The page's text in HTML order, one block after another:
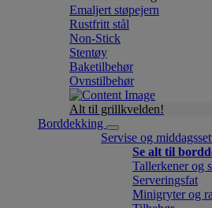
Emaljert støpejern
Rustfritt stål
Non-Stick
Stentøy
Baketilbehør
Ovnstilbehør
Alt til grillkvelden!
Borddekking
Servise og
Se alt til
Tallerkener og
Serveringsfat
Minigryter og